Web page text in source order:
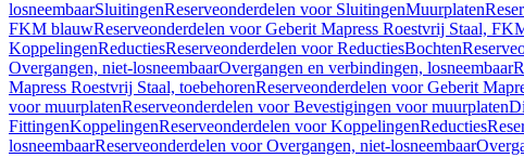
losneembaarSluitingenReserveonderdelen voor SluitingenMuurplaten
FKM blauwReserveonderdelen voor Geberit Mapress Roestvrij Staal,
KoppelingenReductiesReserveonderdelen voor ReductiesBochten
Overgangen, niet-losneembaarOvergangen en verbindingen, losneembaar
Mapress Roestvrij Staal, toebehorenReserveonderdelen voor Geberit
voor muurplatenReserveonderdelen voor Bevestigingen voor muurplaten
FittingenKoppelingenReserveonderdelen voor KoppelingenReducties
losneembaarReserveonderdelen voor Overgangen, niet-losneembaar